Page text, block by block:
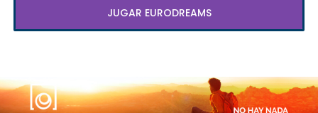
JUGAR EURODREAMS